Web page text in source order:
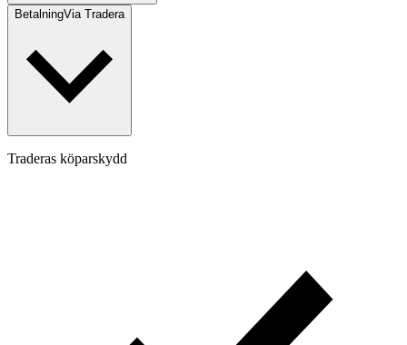
BetalningVia Tradera
Traderas köparskydd